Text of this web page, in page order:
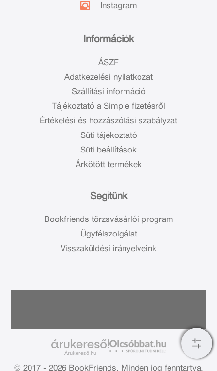
Információk
ÁSZF
Adatkezelési nyilatkozat
Szállítási információ
Tájékoztató a Simple fizetésről
Értékelési és hozzászólási szabályzat
Süti tájékoztató
Süti beállítások
Árkötött termékek
Segítünk
Bookfriends törzsvásárlói program
Ügyfélszolgálat
Visszaküldési irányelveink
Instagram
Árukereső.hu
© 2017 - 2026 BookFriends. Minden jog fenntartva.